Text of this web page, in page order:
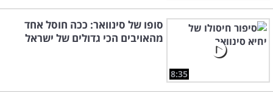
8:35
סופו של סינוואר: ככה חוסל אחד
מהאויבים הכי גדולים של ישראל